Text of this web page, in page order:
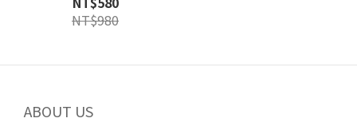
NT$980
ABOUT US